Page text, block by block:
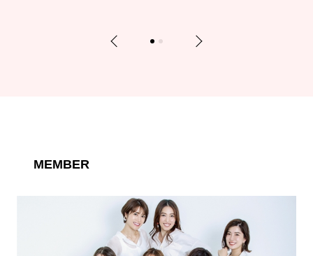
Previous 1 2 Next
MEMBER